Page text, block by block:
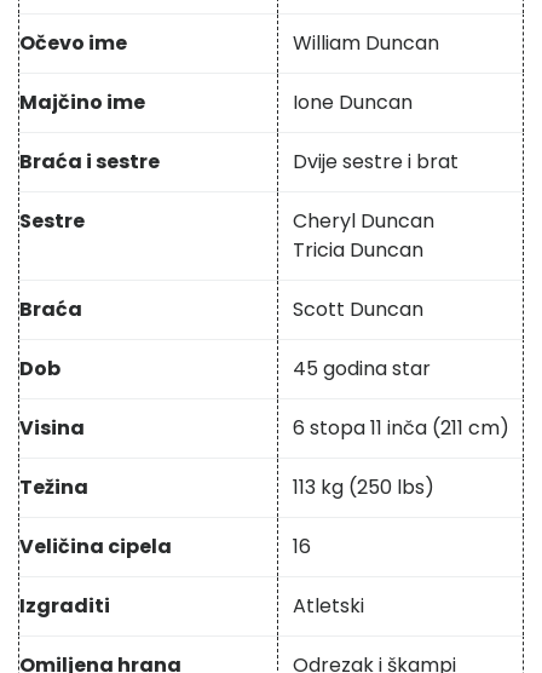
Očevo ime William Duncan
Majčino ime Ione Duncan
Braća i sestre Dvije sestre i brat
Sestre
Cheryl Duncan
Tricia Duncan
Braća Scott Duncan
Dob 45 godina star
Visina 6 stopa 11 inča (211 cm)
Težina 113 kg (250 lbs)
Veličina cipela 16
Izgraditi Atletski
Omiljena hrana Odrezak i škampi